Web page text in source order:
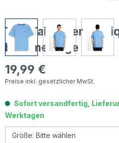
Tom Tailor Herren
blue melange
Regulärer Preis:
19,99 €
Preise inkl. gesetzlicher MwSt.
Sofort versandfertig,
Werktagen